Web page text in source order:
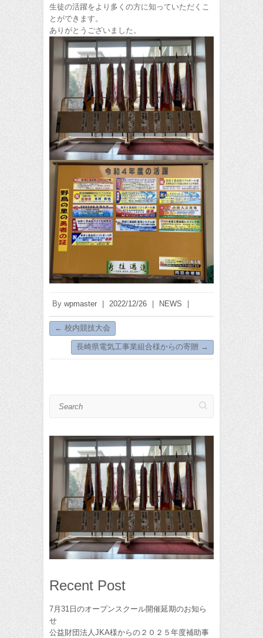
生徒の活躍をより多くの方に知っていただくこ
とができます。
ありがとうございました。
By wpmaster 2022/12/26 NEWS
← 校内競技大会
長崎県電気工事業組合様からの寄贈 →
Recent Post
7月31日のオープンスクール開催延期のお知ら
せ
公益財団法人JKA様からの２０２５年度補助事